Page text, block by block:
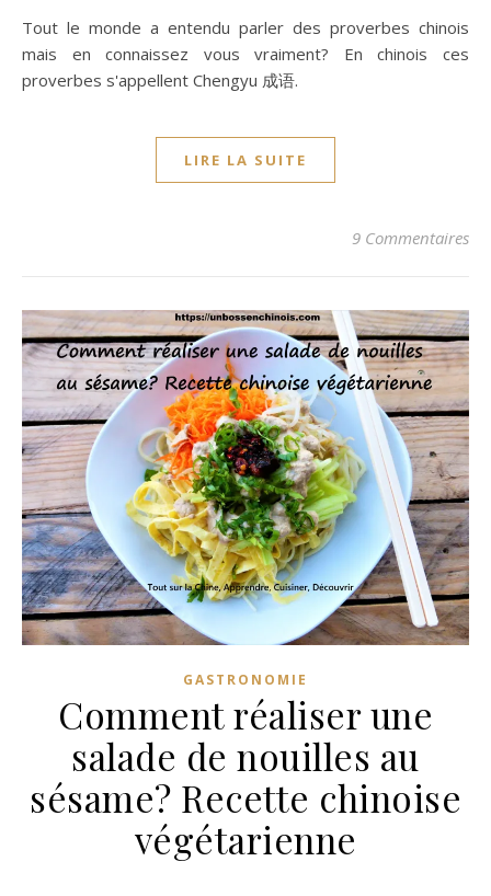
Tout le monde a entendu parler des proverbes chinois
mais en connaissez vous vraiment? En chinois ces
proverbes s'appellent Chengyu 成语.
LIRE LA SUITE
9 Commentaires
GASTRONOMIE
Comment réaliser une
salade de nouilles au
sésame? Recette chinoise
végétarienne